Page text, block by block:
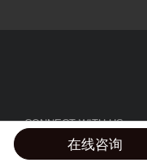
CONNECT WITH US
在线咨询